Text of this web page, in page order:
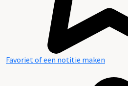
Favoriet of een notitie maken